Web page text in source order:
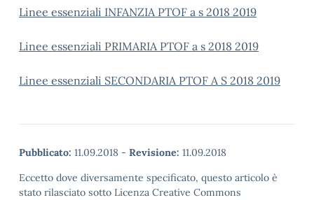
Linee essenziali INFANZIA PTOF a s 2018 2019
Linee essenziali PRIMARIA PTOF a s 2018 2019
Linee essenziali SECONDARIA PTOF A S 2018 2019
Pubblicato: 11.09.2018 - Revisione: 11.09.2018
Eccetto dove diversamente specificato, questo articolo è
stato rilasciato sotto Licenza Creative Commons